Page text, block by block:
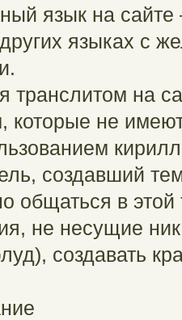
язык на сайте
языках с
транслитом на
которые не
создавший
общаться в
не несущие
создавать